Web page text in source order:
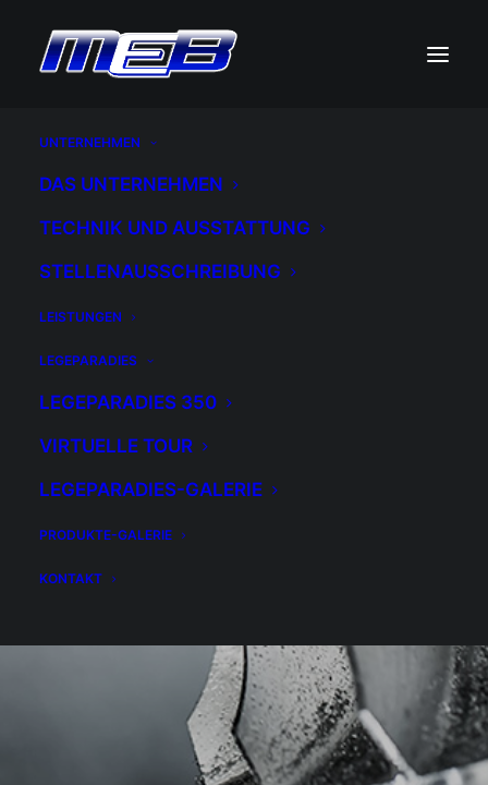
UNTERNEHMEN
DAS UNTERNEHMEN
TECHNIK UND AUSSTATTUNG
STELLENAUSSCHREIBUNG
LEISTUNGEN
LEGEPARADIES
LEGEPARADIES 350
VIRTUELLE TOUR
LEGEPARADIES-GALERIE
PRODUKTE-GALERIE
KONTAKT
M.E.B.
Mechanical Electrical
Building
HÖCHSTE QUALITÄT
– IM FOKUS